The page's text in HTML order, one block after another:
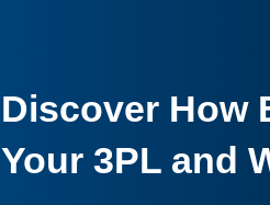
Discover How
Your 3PL and